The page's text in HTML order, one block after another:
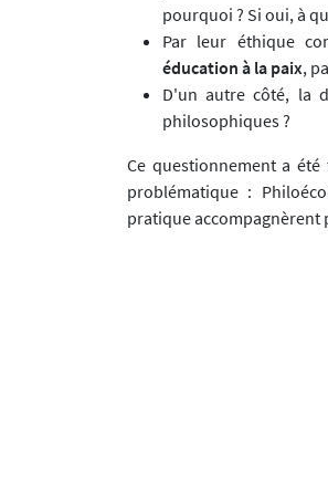
pourquoi ? Si oui, à
Par leur éthique
éducation à la paix,
D'un autre côté, la
philosophiques ?
Ce questionnement a
problématique :
pratique accompagnèrent